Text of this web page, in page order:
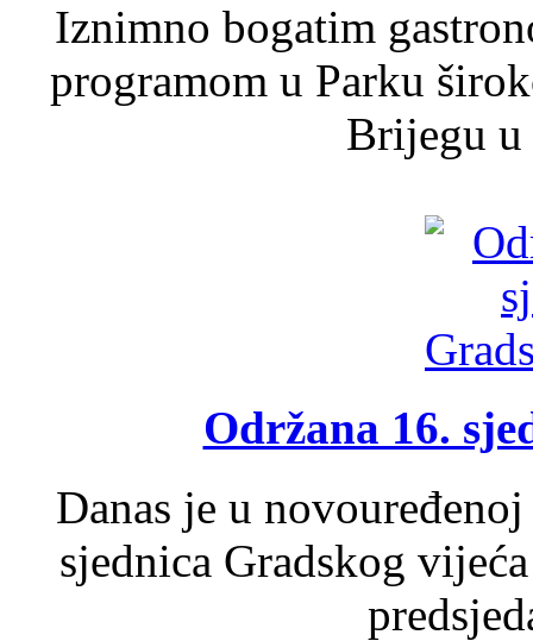
Iznimno bogatim
programom u Parku
Brijegu u
Održana 16.
Danas je u
sjednica Gradskog